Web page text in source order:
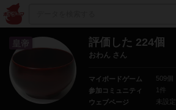
皇帝 評価した 224個
おわん さん
マイボードゲーム
509個
参加コミュニティ
1件
ウェブページ
未設定